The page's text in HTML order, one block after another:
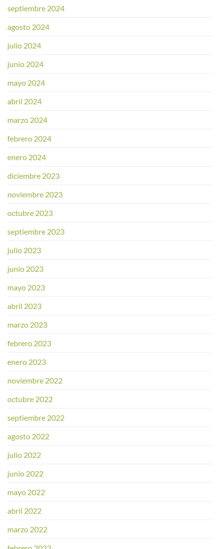
septiembre 2024
agosto 2024
julio 2024
junio 2024
mayo 2024
abril 2024
marzo 2024
febrero 2024
enero 2024
diciembre 2023
noviembre 2023
octubre 2023
septiembre 2023
julio 2023
junio 2023
mayo 2023
abril 2023
marzo 2023
febrero 2023
enero 2023
noviembre 2022
octubre 2022
septiembre 2022
agosto 2022
julio 2022
junio 2022
mayo 2022
abril 2022
marzo 2022